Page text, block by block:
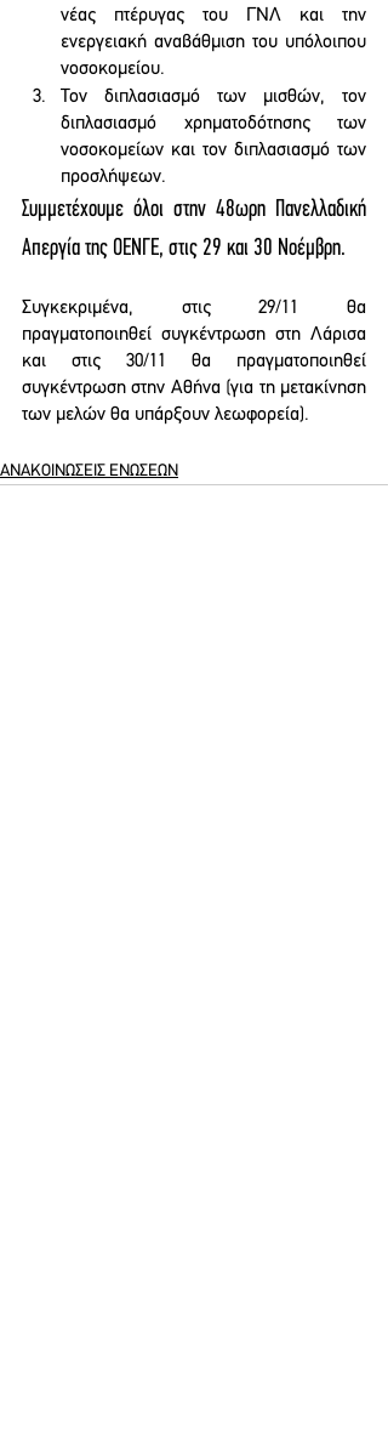
νέας πτέρυγας του ΓΝΛ και την
ενεργειακή αναβάθμιση του υπόλοιπου
νοσοκομείου.
Τον διπλασιασμό των μισθών, τον
διπλασιασμό χρηματοδότησης των
νοσοκομείων και τον διπλασιασμό των
προσλήψεων.
Συμμετέχουμε όλοι στην 48ωρη Πανελλαδική
Απεργία της ΟΕΝΓΕ, στις 29 και 30 Νοέμβρη.
Συγκεκριμένα, στις 29/11 θα
πραγματοποιηθεί συγκέντρωση στη Λάρισα
και στις 30/11 θα πραγματοποιηθεί
συγκέντρωση στην Αθήνα (για τη μετακίνηση
των μελών θα υπάρξουν λεωφορεία).
ΑΝΑΚΟΙΝΩΣΕΙΣ ΕΝΩΣΕΩΝ